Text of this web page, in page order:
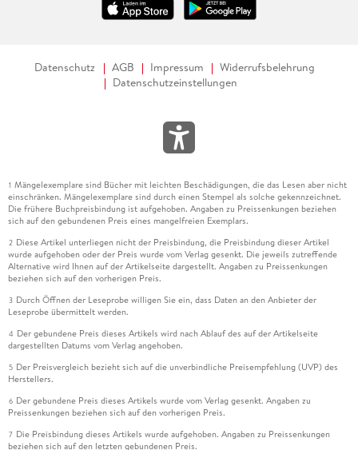
Datenschutz AGB Impressum
Widerrufsbelehrung
Datenschutzeinstellungen
1 Mängelexemplare sind Bücher mit leichten Beschädigungen, die das Lesen aber nicht
einschränken. Mängelexemplare sind durch einen Stempel als solche gekennzeichnet.
Die frühere Buchpreisbindung ist aufgehoben. Angaben zu Preissenkungen beziehen
sich auf den gebundenen Preis eines mangelfreien Exemplars.
2 Diese Artikel unterliegen nicht der Preisbindung, die Preisbindung dieser Artikel
wurde aufgehoben oder der Preis wurde vom Verlag gesenkt. Die jeweils zutreffende
Alternative wird Ihnen auf der Artikelseite dargestellt. Angaben zu Preissenkungen
beziehen sich auf den vorherigen Preis.
3 Durch Öffnen der Leseprobe willigen Sie ein, dass Daten an den Anbieter der
Leseprobe übermittelt werden.
4 Der gebundene Preis dieses Artikels wird nach Ablauf des auf der Artikelseite
dargestellten Datums vom Verlag angehoben.
5 Der Preisvergleich bezieht sich auf die unverbindliche Preisempfehlung (UVP) des
Herstellers.
6 Der gebundene Preis dieses Artikels wurde vom Verlag gesenkt. Angaben zu
Preissenkungen beziehen sich auf den vorherigen Preis.
7 Die Preisbindung dieses Artikels wurde aufgehoben. Angaben zu Preissenkungen
beziehen sich auf den letzten gebundenen Preis.